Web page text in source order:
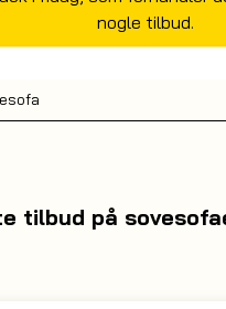
nogle tilbud.
tilbud på